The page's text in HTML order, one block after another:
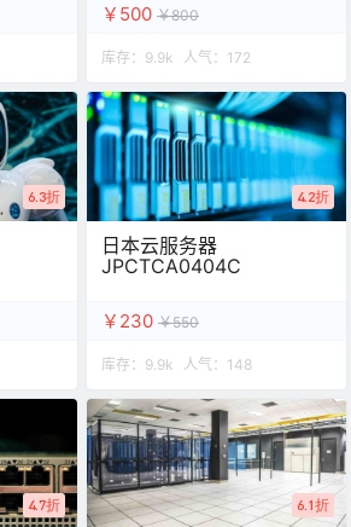
￥500 ￥800
库存： 9.9k 人气： 172
6.3折 4.2折
日本云服务器
JPCTCA0404C
￥230 ￥550
库存： 9.9k 人气： 148
4.7折 6.1折